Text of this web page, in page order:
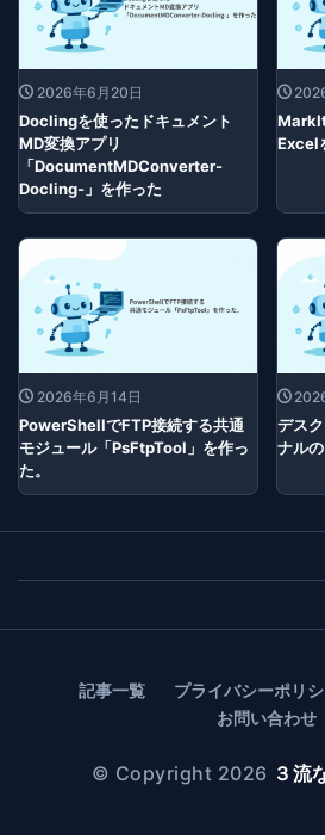
2026年6月20日
Doclingを使ったドキュメント
MD変換アプリ
「DocumentMDConverter-
Docling-」を作った
Excel
2026年6月14日
PowerShellでFTP接続する共通
モジュール「PsFtpTool」を作っ
た。
デス
ナル
記事一覧
プライバシーポリ
お問い合わせ
© Copyright 2026 ３流